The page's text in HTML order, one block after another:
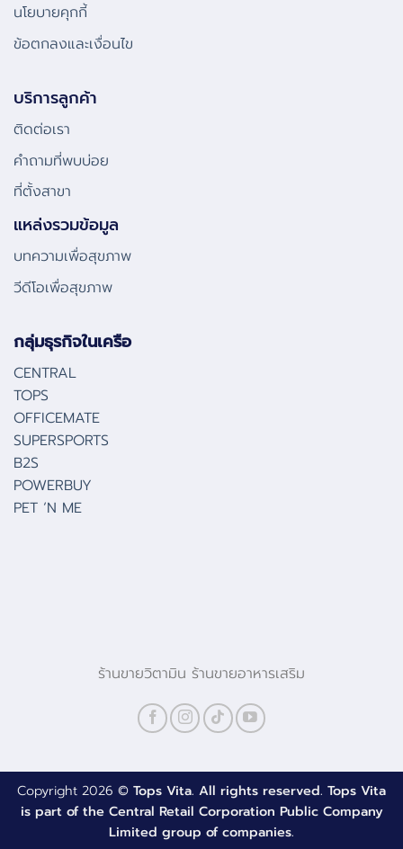
นโยบายคุกกี้
ข้อตกลงและเงื่อนไข
บริการลูกค้า
ติดต่อเรา
คําถามที่พบบ่อย
ที่ตั้งสาขา
แหล่งรวมข้อมูล
บทความเพื่อสุขภาพ
วีดีโอเพื่อสุขภาพ
กลุ่มธุรกิจในเครือ
CENTRAL
TOPS
OFFICEMATE
SUPERSPORTS
B2S
POWERBUY
PET ‘N ME
ร้านขายวิตามิน ร้านขายอาหารเสริม
Copyright 2026 © Tops Vita. All rights reserved. Tops Vita
is part of the Central Retail Corporation Public Company
Limited group of companies.